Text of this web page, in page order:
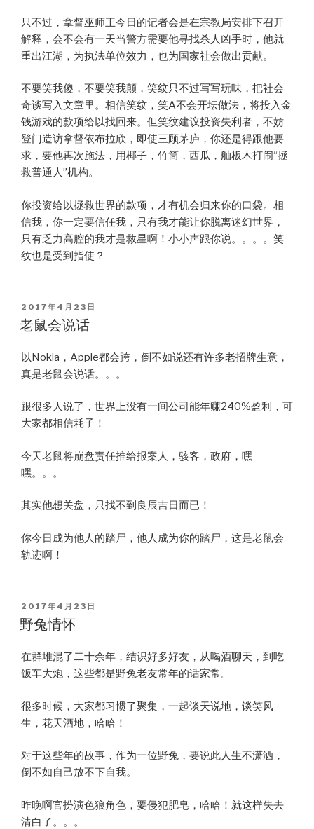
只不过，拿督巫师王今日的记者会是在宗教局安排下召开
解释，会不会有一天当警方需要他寻找杀人凶手时，他就
重出江湖，为执法单位效力，也为国家社会做出贡献。
不要笑我傻，不要笑我颠，笑纹只不过写写玩味，把社会
奇谈写入文章里。相信笑纹，笑A不会开坛做法，将投入金
钱游戏的款项给以找回来。但笑纹建议投资失利者，不妨
登门造访拿督依布拉欣，即使三顾茅庐，你还是得跟他要
求，要他再次施法，用椰子，竹筒，西瓜，舢板木打闹“拯
救普通人”机构。
你投资给以拯救世界的款项，才有机会归来你的口袋。相
信我，你一定要信任我，只有我才能让你脱离迷幻世界，
只有乏力高腔的我才是救星啊！小小声跟你说。。。。笑
纹也是受到指使？
POSTED
ON
2017年4月23日
老鼠会说话
以Nokia，Apple都会跨，倒不如说还有许多老招牌生意，
真是老鼠会说话。。。
跟很多人说了，世界上没有一间公司能年赚240%盈利，可
大家都相信耗子！
今天老鼠将崩盘责任推给报案人，骇客，政府，嘿
嘿。。。
其实他想关盘，只找不到良辰吉日而已！
你今日成为他人的踏尸，他人成为你的踏尸，这是老鼠会
轨迹啊！
POSTED
ON
2017年4月23日
野兔情怀
在群堆混了二十余年，结识好多好友，从喝酒聊天，到吃
饭车大炮，这些都是野兔老友常年的话家常。
很多时候，大家都习惯了聚集，一起谈天说地，谈笑风
生，花天酒地，哈哈！
对于这些年的故事，作为一位野兔，要说此人生不潇洒，
倒不如自己放不下自我。
昨晚啊官扮演色狼角色，要侵犯肥皂，哈哈！就这样失去
清白了。。。